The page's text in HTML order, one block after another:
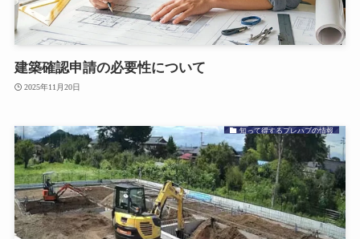
建築確認申請の必要性について
2025年11月20日
知って得するプレハブの情報